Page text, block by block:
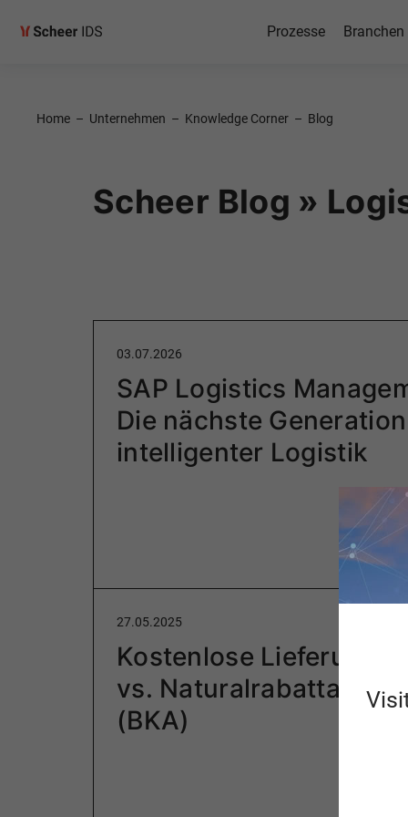
Prozesse Branchen
Home – Unternehmen – Knowledge Corner – Blog
Scheer Blog »
03.07.2026
SAP Logistics
Die nächste Generation
intelligenter Logistik
27.05.2025
Kostenlose Lieferung
vs.
(BKA)